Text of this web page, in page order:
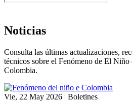
Noticias
Consulta las últimas actualizaciones,
técnicos sobre el Fenómeno de El Niño
Colombia.
Vie, 22 May 2026 | Boletines